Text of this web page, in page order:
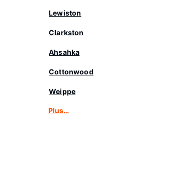
Lewiston
Clarkston
Ahsahka
Cottonwood
Weippe
Plus…